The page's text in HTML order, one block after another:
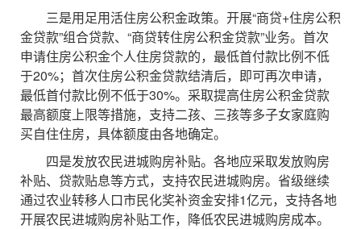
三是用足用活住房公积金政策。开展“商贷+住房公积
金贷款”组合贷款、“商贷转住房公积金贷款”业务。首次
申请住房公积金个人住房贷款的，最低首付款比例不低
于20%；首次住房公积金贷款结清后，即可再次申请，
最低首付款比例不低于30%。采取提高住房公积金贷款
最高额度上限等措施，支持二孩、三孩等多子女家庭购
买自住住房，具体额度由各地确定。
四是发放农民进城购房补贴。各地应采取发放购房
补贴、贷款贴息等方式，支持农民进城购房。省级继续
通过农业转移人口市民化奖补资金安排1亿元，支持各地
开展农民进城购房补贴工作，降低农民进城购房成本。